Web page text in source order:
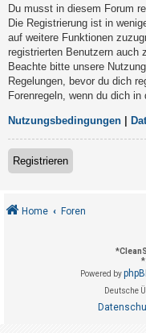
i
e
r
e
n
U
n
e
Du musst in diesem Forum
Die Registrierung ist in
auf weitere Funktionen
registrierten Benutzern auch
Beachte bitte unsere
Regelungen, bevor du dich
Forenregeln, wenn du dich in
Nutzungsbedingungen
Registrieren
Home Foren
*
*
Powered by
Deutsche